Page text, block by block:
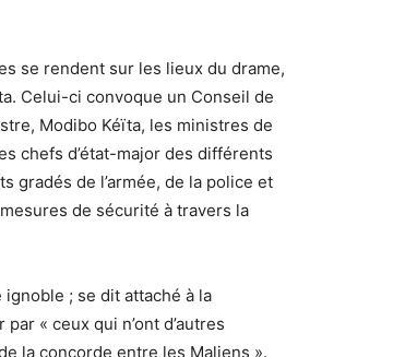
se rendent sur les lieux du drame,
Celui-ci convoque un Conseil de
Modibo Kéïta, les ministres de
chefs d’état-major des différents
gradés de l’armée, de la police et
de sécurité à travers la
; se dit attaché à la
« ceux qui n’ont d’autres
la concorde entre les Maliens ».